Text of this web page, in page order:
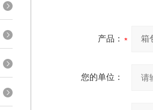
产品：
您的单位：